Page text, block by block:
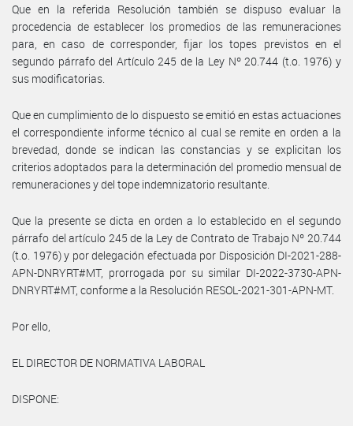
Que en la referida Resolución también se dispuso evaluar la
procedencia de establecer los promedios de las remuneraciones
para, en caso de corresponder, fijar los topes previstos en el
segundo párrafo del Artículo 245 de la Ley Nº 20.744 (t.o. 1976) y
sus modificatorias.
Que en cumplimiento de lo dispuesto se emitió en estas actuaciones
el correspondiente informe técnico al cual se remite en orden a la
brevedad, donde se indican las constancias y se explicitan los
criterios adoptados para la determinación del promedio mensual de
remuneraciones y del tope indemnizatorio resultante.
Que la presente se dicta en orden a lo establecido en el segundo
párrafo del artículo 245 de la Ley de Contrato de Trabajo Nº 20.744
(t.o. 1976) y por delegación efectuada por Disposición DI-2021-288-
APN-DNRYRT#MT, prorrogada por su similar DI-2022-3730-APN-
DNRYRT#MT, conforme a la Resolución RESOL-2021-301-APN-MT.
Por ello,
EL DIRECTOR DE NORMATIVA LABORAL
DISPONE: